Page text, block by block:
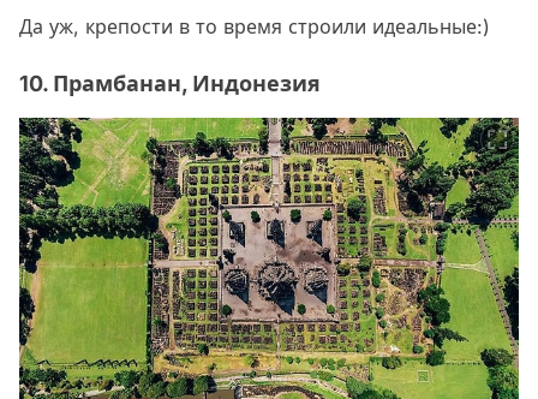
Да уж, крепости в то время строили идеальные:)
10. Прамбанан, Индонезия